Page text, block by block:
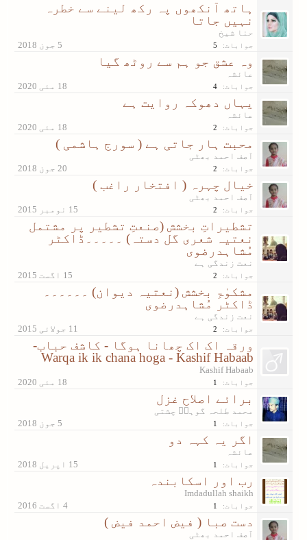
ہاتھ آنکھوں پہ رکھ لینے سے خطرہ
نہیں جاتا
حنا شیخ
جوابات: 5
وہ عشق جو ہم سے روٹھ گیا
عائشہ
جوابات: 4
یہاں دھوکہ روایت ہے
عائشہ
جوابات: 2
محبت ہار جاتی ہے ( سورج ہاشمی )
آصف احمد بھٹی
جوابات: 2
خیال چہرہ ( افتخار راغب )
آصف احمد بھٹی
جوابات: 2
تشطیراتِ بخشش (صنعتِ تشطیر پر مشتمل
نعتیہ شعری گل دستہ) ۔۔۔۔۔ڈاکٹر
مُشاہدرضوی
نعت زندگی ہے
جوابات: 2
مشکوٰۃِ بخشش (نعتیہ دیوان) ۔۔۔۔۔۔
ڈاکٹر مُشاہدرضوی
نعت زندگی ہے
جوابات: 2
ورقہ اک اک چھانا ہوگا - کاشف حباب-
Warqa ik ik chana hoga - Kashif Habaab
Kashif Habaab
جوابات: 1
برائے اصلاح غزل
محمد طلحہ گوہرؔ چشتی
جوابات: 1
اگر یہ کہہ دو
عائشہ
جوابات: 1
رب اور اسکابندہ
Imdadullah shaikh
جوابات: 1
دست صبا ( فیض احمد فیض )
آصف احمد بھٹی